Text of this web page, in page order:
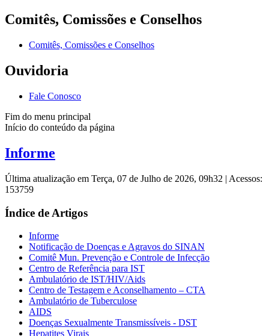
Comitês, Comissões e Conselhos
Comitês, Comissões e Conselhos
Ouvidoria
Fale Conosco
Fim do menu principal
Início do conteúdo da página
Informe
Última atualização em Terça, 07 de Julho de 2026, 09h32 | Acessos:
153759
Índice de Artigos
Informe
Notificação de Doenças e Agravos do SINAN
Comitê Mun. Prevenção e Controle de Infecção
Centro de Referência para IST
Ambulatório de IST/HIV/Aids
Centro de Testagem e Aconselhamento – CTA
Ambulatório de Tuberculose
AIDS
Doenças Sexualmente Transmissíveis - DST
Hepatites Virais